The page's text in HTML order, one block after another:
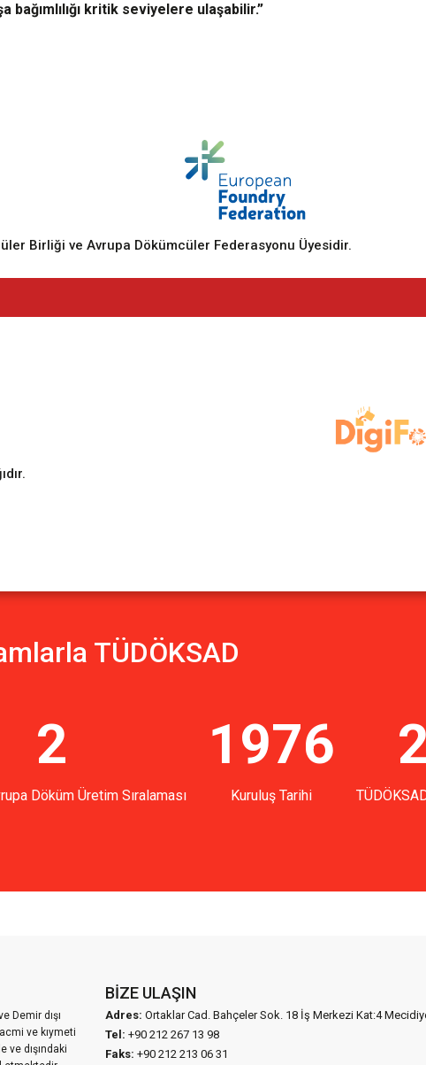
bağımlılığı kritik seviyelere ulaşabilir.”
Birliği ve Avrupa Dökümcüler Federasyonu Üyesidir.
TÜDÖKSAD
2
Döküm Üretim Sıralaması
1976
Kuruluş Tarihi
Demir dışı
ve kıymeti
ve dışındaki
BIZE ULAŞIN
Adres: Ortaklar Cad. Bahçeler Sok. 18 İş Merkezi Kat:4
Tel: +90 212 267 13 98
Faks: +90 212 213 06 31